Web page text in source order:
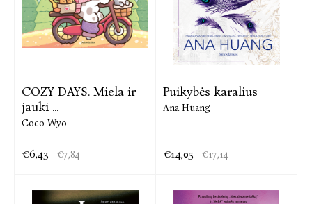
COZY DAYS. Miela ir
jauki ...
Coco Wyo
€6,43 €7,84
Puikybės karalius
Ana Huang
€14,05 €17,14